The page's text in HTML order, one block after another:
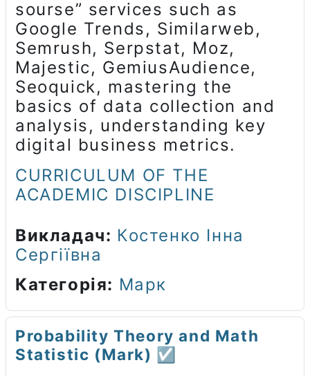
sourse” services such as
Google Trends, Similarweb,
Semrush, Serpstat, Moz,
Majestic, GemiusAudience,
Seoquick, mastering the
basics of data collection and
analysis, understanding key
digital business metrics.
CURRICULUM OF THE
ACADEMIC DISCIPLINE
Викладач: Костенко Інна
Сергіївна
Категорія: Марк
Probability Theory and Math
Statistic (Mark) ☑️